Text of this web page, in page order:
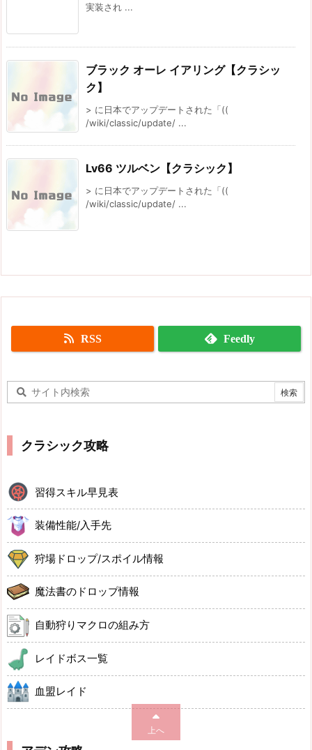
実装され ...
ブラック オーレ イアリング【クラシッ
ク】
> に日本でアップデートされた「((
/wiki/classic/update/ ...
Lv66 ツルベン【クラシック】
> に日本でアップデートされた「((
/wiki/classic/update/ ...
RSS Feedly
クラシック攻略
習得スキル早見表
装備性能/入手先
狩場ドロップ/スポイル情報
魔法書のドロップ情報
自動狩りマクロの組み方
レイドボス一覧
血盟レイド
上へ